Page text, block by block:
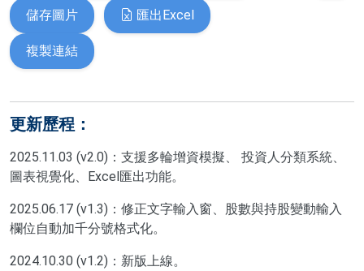
儲存圖片 匯出Excel
複製連結
更新歷程：
2025.11.03 (v2.0)：支援多輪增資模擬、 投資人分類系統、
圖表視覺化、Excel匯出功能。
2025.06.17 (v1.3)：修正文字輸入窗、股數與持股變動輸入
欄位自動加千分號格式化。
2024.10.30 (v1.2)：新版上線。